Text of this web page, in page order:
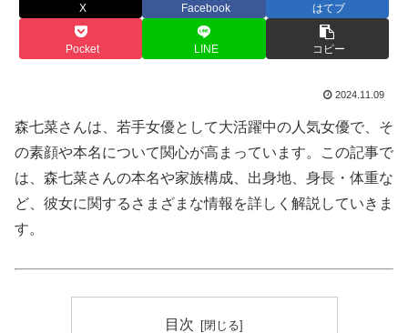
X Facebook はてブ
Pocket LINE コピー
2024.11.09
森七菜さんは、若手女優として大活躍中の人気女優で、そ
の素顔や本名について関心が高まっています。この記事で
は、森七菜さんの本名や家族構成、出身地、身長・体重な
ど、彼女に関するさまざまな情報を詳しく解説していきま
す。
目次